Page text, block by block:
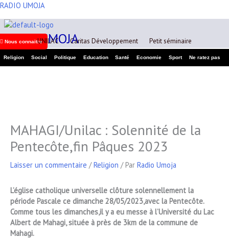
Aller
contenu
RADIO UMOJA
RADIO UMOJA
Nous connaitreUNILAC Caritas Développement Petit séminaire
Religion Social Politique Education Santé Economie Sport Ne ratez pas
MAHAGI/Unilac : Solennité de la
Pentecôte,fin Pâques 2023
Laisser un commentaire /Religion / Par Radio Umoja
L’église catholique universelle clôture solennellement la
période Pascale ce dimanche 28/05/2023,avec la Pentecôte.
Comme tous les dimanches,il y a eu messe à l’Université du Lac
Albert de Mahagi, située à près de 3km de la commune de
Mahagi.
A
r
c
h
i